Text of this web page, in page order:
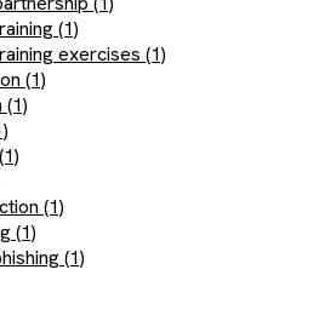
(1)
exercises (1)
(1)
(1)
(1)
(1)